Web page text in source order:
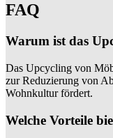
FAQ
Warum ist das
Das Upcycling von
zur Reduzierung von
Wohnkultur fördert.
Welche Vorteile